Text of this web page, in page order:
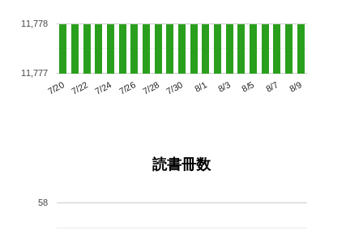
7/20 7/22 7/24 7/26 7/28 7/30 8/1 8/3 8/5 8/7 8/9
11,777
11,778
読書冊数
58